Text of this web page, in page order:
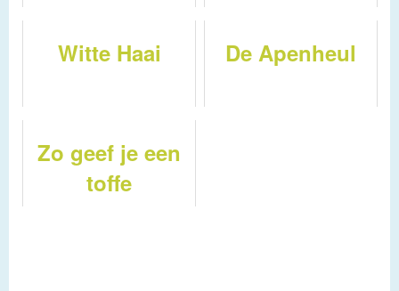
Witte Haai De Apenheul
Zo geef je een
toffe